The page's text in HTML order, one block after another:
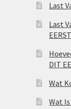
Last
Last
DIT
Wat
Wat